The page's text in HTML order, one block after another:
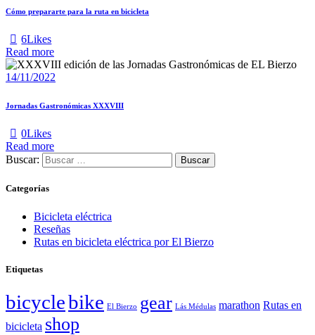
Cómo prepararte para la ruta en bicicleta
6Likes
Read more
14/11/2022
Jornadas Gastronómicas XXXVIII
0Likes
Read more
Buscar:
Categorías
Bicicleta eléctrica
Reseñas
Rutas en bicicleta eléctrica por El Bierzo
Etiquetas
bicyclebike El Bierzo gear Lás Médulas marathon Rutas en
bicicleta shop